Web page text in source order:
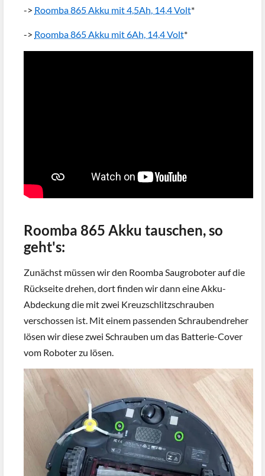
-> Roomba 865 Akku mit 4,5Ah, 14,4 Volt*
-> Roomba 865 Akku mit 6Ah, 14,4 Volt*
Roomba 865 Akku tauschen, so
geht's:
Zunächst müssen wir den Roomba Saugroboter auf die
Rückseite drehen, dort finden wir dann eine Akku-
Abdeckung die mit zwei Kreuzschlitzschrauben
verschossen ist. Mit einem passenden Schraubendreher
lösen wir diese zwei Schrauben um das Batterie-Cover
vom Roboter zu lösen.